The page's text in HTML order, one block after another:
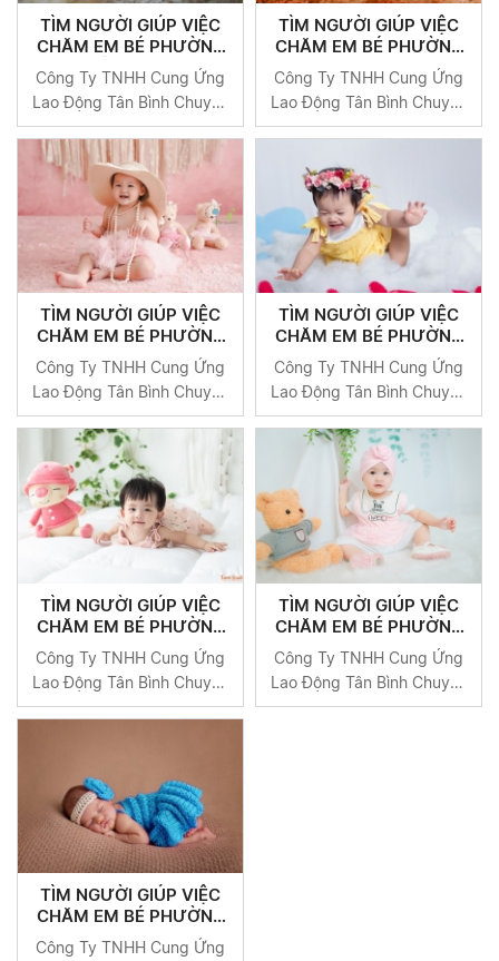
TÌM NGƯỜI GIÚP VIỆC
CHĂM EM BÉ PHƯỜNG
NGUYỄN THÁI BÌNH
QUẬN 1
Công Ty TNHH Cung Ứng
Lao Động Tân Bình Chuyên
Cung Cấp Người Giúp Việc
Uy Tín Tại TP HCM
TÌM NGƯỜI GIÚP VIỆC
CHĂM EM BÉ PHƯỜNG
CẦU ÔNG LÃNH QUẬN 1
Công Ty TNHH Cung Ứng
Lao Động Tân Bình Chuyên
Cung Cấp Người Giúp Việc
TÌM NGƯỜI GIÚP VIỆC
CHĂM EM BÉ PHƯỜNG
CẦU KHO QUẬN 1
Công Ty TNHH Cung Ứng
Lao Động Tân Bình Chuyên
Cung Cấp Người Giúp Việc
Uy Tín Tại TP HCM
TÌM NGƯỜI GIÚP VIỆC
CHĂM EM BÉ PHƯỜNG
ĐAKAO QUẬN 1
Công Ty TNHH Cung Ứng
Lao Động Tân Bình Chuyên
Cung Cấp Người Giúp Việc
Uy Tín Tại TP HCM
TÌM NGƯỜI GIÚP VIỆC
CHĂM EM BÉ PHƯỜNG
CÔ GIANG QUẬN 1
Công Ty TNHH Cung Ứng
Lao Động Tân Bình Chuyên
Cung Cấp Người Giúp Việc
TÌM NGƯỜI GIÚP VIỆC
CHĂM EM BÉ PHƯỜNG
BẾN NGHÉ QUẬN 1
Công Ty TNHH Cung Ứng
Lao Động Tân Bình Chuyên
Cung Cấp Người Giúp Việc
TÌM NGƯỜI GIÚP VIỆC
CHĂM EM BÉ PHƯỜNG
BẾN THÀNH QUẬN 1
Công Ty TNHH Cung Ứng